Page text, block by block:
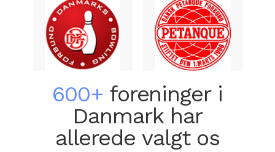
600+ foreninger i
Danmark har
allerede valgt os